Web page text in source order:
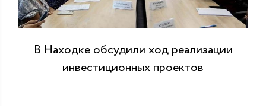
В Находке обсудили ход реализации
инвестиционных проектов